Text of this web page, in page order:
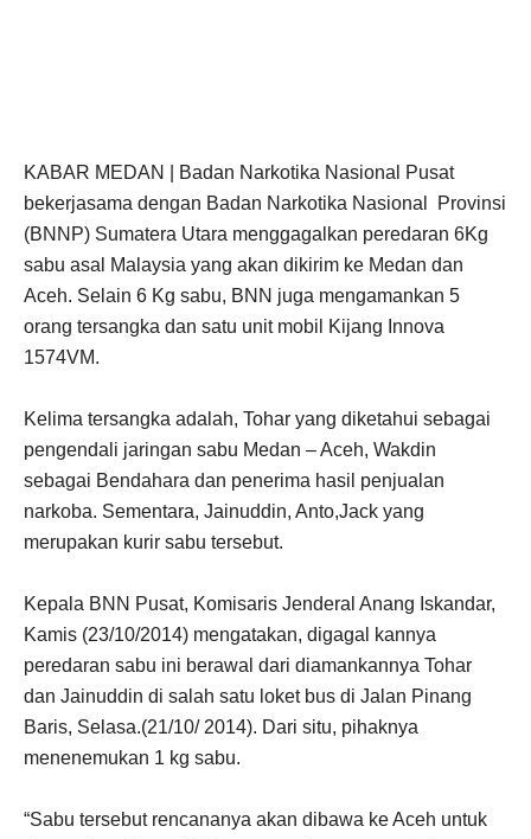
KABAR MEDAN | Badan Narkotika Nasional Pusat
bekerjasama dengan Badan Narkotika Nasional Provinsi
(BNNP) Sumatera Utara menggagalkan peredaran 6Kg
sabu asal Malaysia yang akan dikirim ke Medan dan
Aceh. Selain 6 Kg sabu, BNN juga mengamankan 5
orang tersangka dan satu unit mobil Kijang Innova
1574VM.
Kelima tersangka adalah, Tohar yang diketahui sebagai
pengendali jaringan sabu Medan – Aceh, Wakdin
sebagai Bendahara dan penerima hasil penjualan
narkoba. Sementara, Jainuddin, Anto,Jack yang
merupakan kurir sabu tersebut.
Kepala BNN Pusat, Komisaris Jenderal Anang Iskandar,
Kamis (23/10/2014) mengatakan, digagal kannya
peredaran sabu ini berawal dari diamankannya Tohar
dan Jainuddin di salah satu loket bus di Jalan Pinang
Baris, Selasa.(21/10/ 2014). Dari situ, pihaknya
menenemukan 1 kg sabu.
“Sabu tersebut rencananya akan dibawa ke Aceh untuk